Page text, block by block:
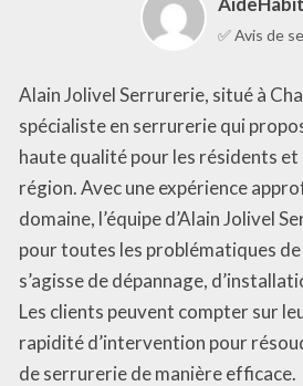
✅ Avis de
Alain Jolivel Serrurerie, situé à
spécialiste en serrurerie qui
haute qualité pour les résidents et
région. Avec une expérience
domaine, l’équipe d’Alain Jolivel
pour toutes les problématiques
s’agisse de dépannage,
Les clients peuvent compter sur
rapidité d’intervention pour
de serrurerie de manière efficace.